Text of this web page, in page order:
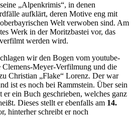
„Alpenkrimis“, in denen
aufklärt, deren Motive eng mit
Welt verwoben sind. Am
Werk in der Moritzbastei vor, das
werden wird.
wir den Bogen vom youtube-
Meyer-Verfilmung und die
Christian „Flake“ Lorenz. Der war
ist es noch bei Rammstein. Über sein
ein Buch geschrieben, welches ganz
Dieses stellt er ebenfalls am 14.
hinterher schreibt er noch